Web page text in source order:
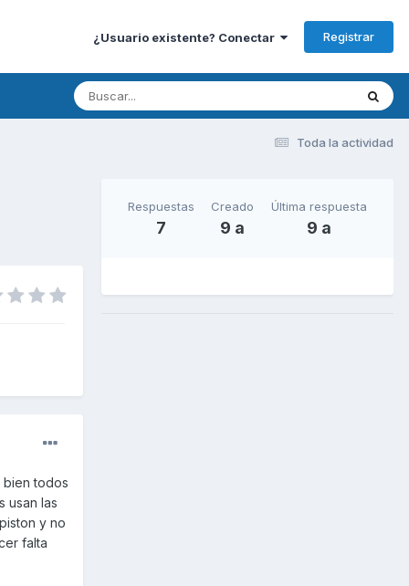
¿Usuario existente? Conectar Registrar
Toda la actividad
bien todos
usan las
y no
falta
Respuestas
7
Creado
9 a
Última respuesta
9 a